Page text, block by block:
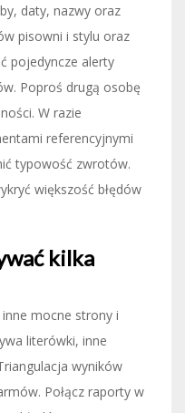
daty, nazwy oraz
pisowni i stylu oraz
pojedyncze alerty
Poproś drugą osobę
W razie
referencyjnymi
typowość zwrotów.
większość błędów
kilka
mocne strony i
literówki, inne
wyników
Połącz raporty w